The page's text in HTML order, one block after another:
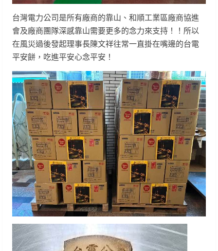
台灣電力公司是所有廠商的靠山、和順工業區廠商協進
會及廠商團隊深感靠山需要更多的念力來支持！！所以
在風災過後發起理事長陳文祥往常一直掛在嘴邊的台電
平安餅，吃進平安心念平安！